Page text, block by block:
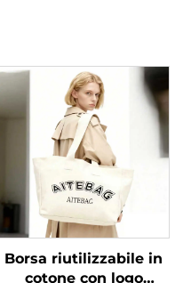
immagazzinaggio e
spesa
Borsa riutilizzabile in
cotone con logo